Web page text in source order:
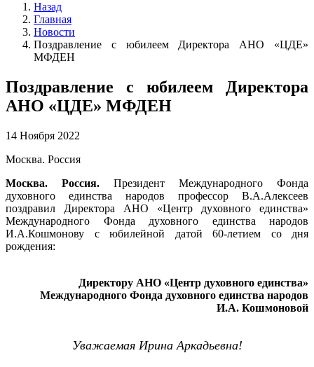
Назад
Главная
Новости
Поздравление с юбилеем Директора АНО «ЦДЕ»
МФДЕН
Поздравление с юбилеем Директора
АНО «ЦДЕ» МФДЕН
14 Ноября 2022
Москва. Россия
Москва. Россия. Президент Международного Фонда
духовного единства народов профессор В.А.Алексеев
поздравил Директора АНО «Центр духовного единства»
Международного Фонда духовного единства народов
И.А.Кошмонову с юбилейной датой 60-летием со дня
рождения:
Директору АНО «Центр духовного единства»
Международного Фонда духовного единства народов
И.А. Кошмоновой
Уважаемая Ирина Аркадьевна!